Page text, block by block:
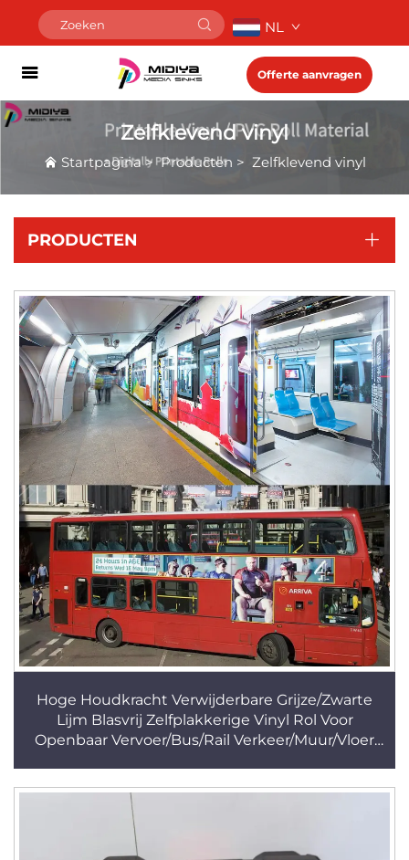
NL
Offerte aanvragen
Zelfklevend vinyl
Startpagina>Producten > Zelfklevend vinyl
PRODUCTEN
Hoge Houdkracht Verwijderbare Grijze/Zwarte
Lijm Blasvrij Zelfplakkerige Vinyl Rol Voor
Openbaar Vervoer/Bus/Rail Verkeer/Muur/Vloer